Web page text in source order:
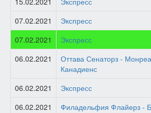
07.02.2021
Экспресс
07.02.2021
Экспресс
06.02.2021
Оттава Сенаторз -
Канадиенс
06.02.2021 Экспресс
06.02.2021
Филадельфия Флайерз -